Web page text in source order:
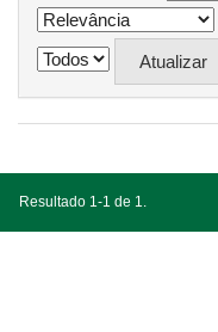
Resultado 1-1 de 1.